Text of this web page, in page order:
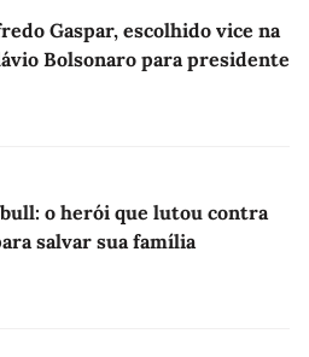
Gaspar, escolhido vice na
Bolsonaro para presidente
o herói que lutou contra
salvar sua família